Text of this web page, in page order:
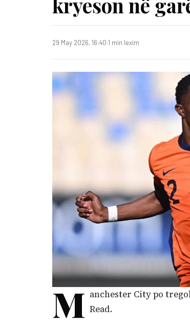
29 May 2026, 16:40·1 min lexim
M anchester City po
Read.